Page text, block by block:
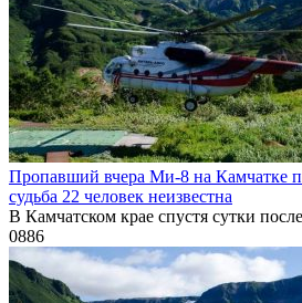
Пропавший вчера Ми-8 на Камчатке
судьба 22 человек неизвестна
В Камчатском крае спустя сутки
0886